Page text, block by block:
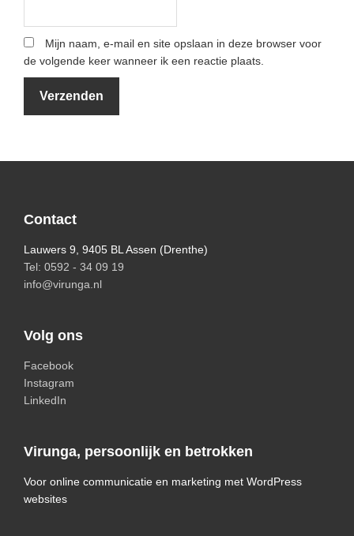
Mijn naam, e-mail en site opslaan in deze browser voor
de volgende keer wanneer ik een reactie plaats.
FooterContact
Lauwers 9, 9405 BL Assen (Drenthe)
Tel: 0592 - 34 09 19
info@virunga.nl
Volg ons
Facebook
Instagram
LinkedIn
Virunga, persoonlijk en betrokken
Voor online communicatie en marketing met WordPress
websites